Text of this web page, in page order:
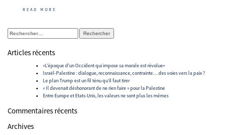
READ MORE
Rechercher :
Articles récents
«L’époque d’un Occident qui impose sa morale est révolue»
Israël-Palestine : dialogue, reconnaissance, contrainte… des voies vers la paix ?
Le plan Trump est un fil ténu qu’il faut tirer
« Il devenait déshonorant de ne rien faire » pour la Palestine
Entre Europe et Etats-Unis, les valeurs ne sont plus les mêmes
Commentaires récents
Archives